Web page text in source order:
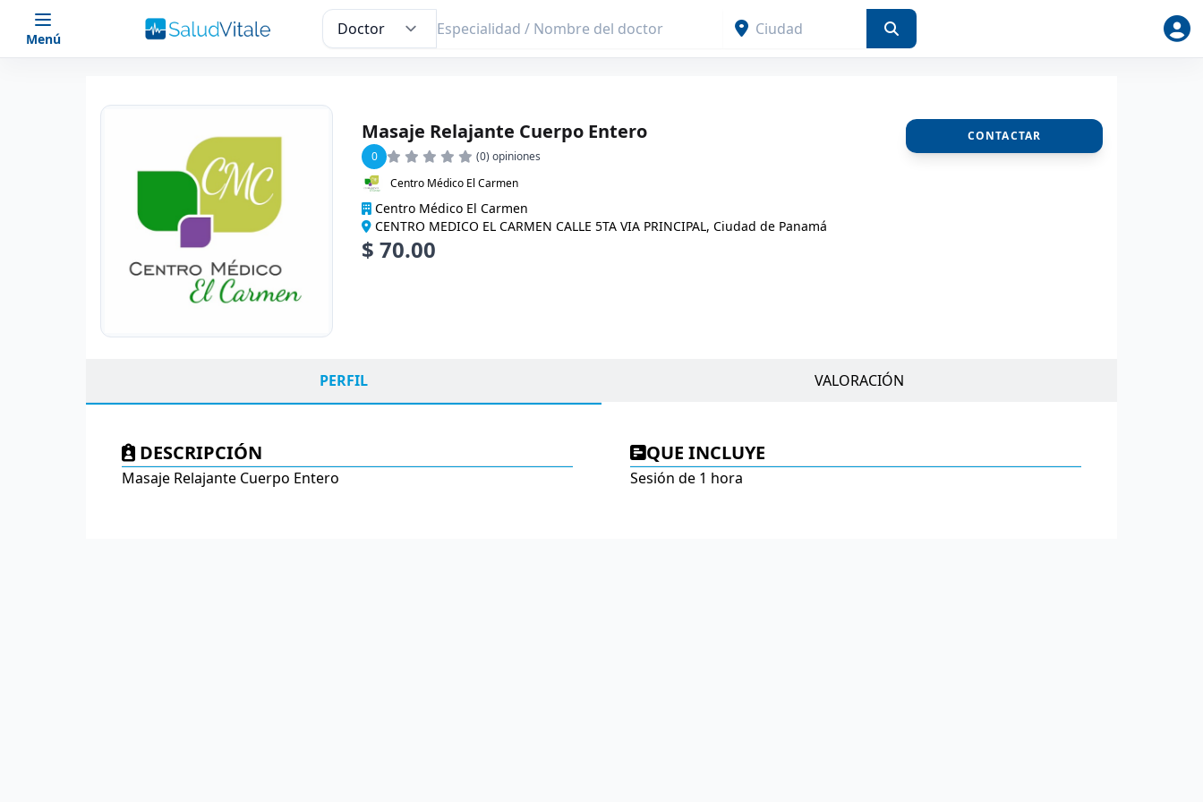
Menú
Masaje Relajante Cuerpo Entero
0
(0) opiniones
Centro Médico El Carmen
Centro Médico El Carmen
CENTRO MEDICO EL CARMEN CALLE 5TA VIA PRINCIPAL, Ciudad de Panamá
$ 70.00
CONTACTAR
PERFIL VALORACIÓN
DESCRIPCIÓN
Masaje Relajante Cuerpo Entero
QUE INCLUYE
Sesión de 1 hora